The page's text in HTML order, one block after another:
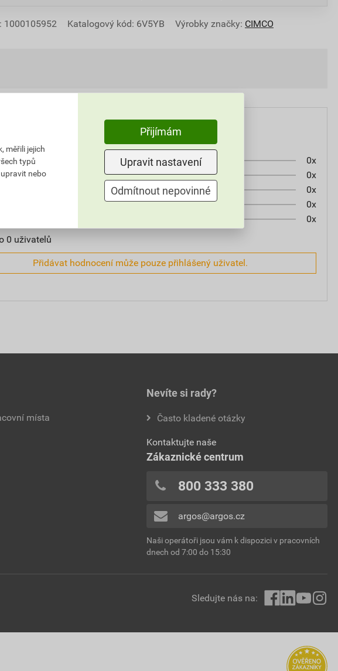
1000105952 Katalogový kód: 6V5YB Výrobky značky: CIMCO
0 uživatelů
0x
0x
0x
0x
0x
Přidávat hodnocení může pouze přihlášený uživatel.
místa
Nevíte si rady?
Často kladené otázky
Kontaktujte naše
Zákaznické centrum
800 333 380
argos@argos.cz
Naši operátoři jsou vám k dispozici v pracovních
dnech od 7:00 do 15:30
Sledujte nás na:
měřili jejich
typů
nebo
Přijímám
Upravit nastavení
Odmítnout nepovinné